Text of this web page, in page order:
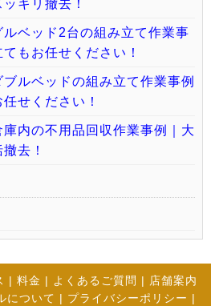
キリ撤去！
ルベッド2台の組み立て作業事
もお任せください！
ブルベッドの組み立て作業事例
せください！
庫内の不用品回収作業事例｜大
去！
| 料金 | よくあるご質問 | 店舗案内
について | プライバシーポリシー |